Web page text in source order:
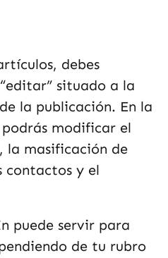
debes
situado a la
la publicación. En la
modificar el
la masificación de
contactos y el
puede servir para
de tu rubro